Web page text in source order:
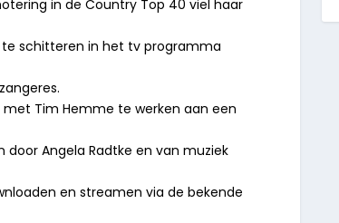
in de Country Top 40 viel haar
te schitteren in het tv programma
Tim Hemme te werken aan een
door Angela Radtke en van muziek
en streamen via de bekende